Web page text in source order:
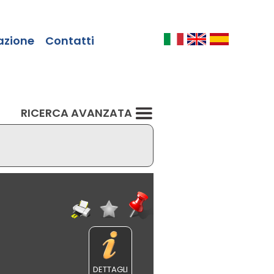
Contatti
RICERCA AVANZATA
DETTAGLI